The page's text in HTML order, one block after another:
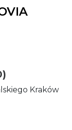
Kraków